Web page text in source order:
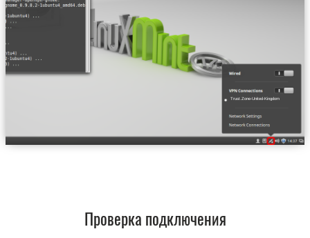
Trust.Zone-United-Kingdom
Проверка подключения